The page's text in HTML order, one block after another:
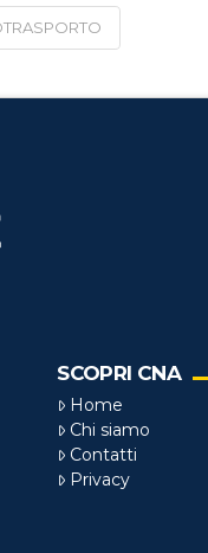
SCOPRI CNA
Home
Chi siamo
Contatti
Privacy